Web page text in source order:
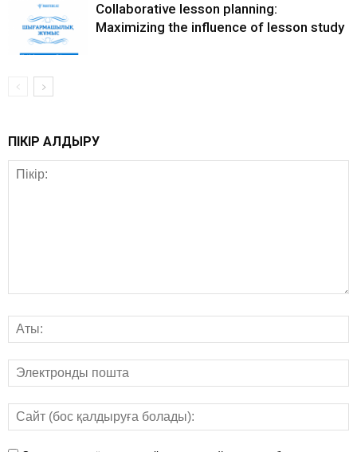
Collaborative lesson planning:
Maximizing the influence of lesson study
ПІКІР ҚАЛДЫРУ